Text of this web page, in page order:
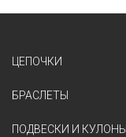
ЦЕПОЧКИ
БРАСЛЕТЫ
ПОДВЕСКИ И КУЛОНЫ